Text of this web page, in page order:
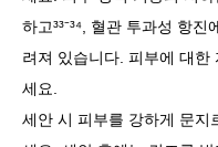
하고³³⁻³⁴, 혈관 투과성 항
려져 있습니다. 피부에 대
세요.
세안 시 피부를 강하게 문지